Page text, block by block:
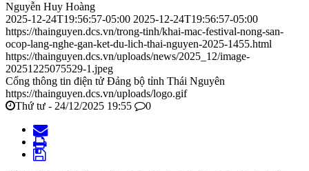
Nguyễn Huy Hoàng
2025-12-24T19:56:57-05:00 2025-12-24T19:56:57-05:00
https://thainguyen.dcs.vn/trong-tinh/khai-mac-festival-nong-san-
ocop-lang-nghe-gan-ket-du-lich-thai-nguyen-2025-1455.html
https://thainguyen.dcs.vn/uploads/news/2025_12/image-
20251225075529-1.jpeg
Cổng thông tin điện tử Đảng bộ tỉnh Thái Nguyên
https://thainguyen.dcs.vn/uploads/logo.gif
Thứ tư - 24/12/2025 19:55
0